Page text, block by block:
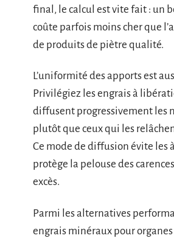
final, le calcul est vite fait : un
coûte parfois moins cher que
de produits de piètre qualité.
L’uniformité des apports est
Privilégiez les engrais à
diffusent progressivement les
plutôt que ceux qui les
Ce mode de diffusion évite les
protège la pelouse des
excès.
Parmi les alternatives
engrais minéraux pour